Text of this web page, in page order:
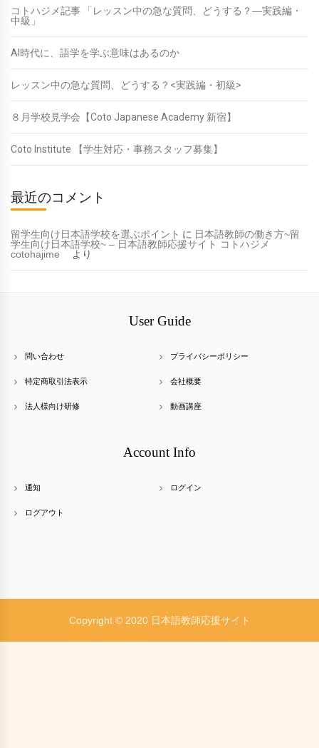
コトハジメ記事 「レッスン中の急な質問、どうする？―実践編・
中級」
AI時代に、語学を学ぶ意味はあるのか
レッスン中の急な質問、どうする？<実践編・初級>
８月学校見学会【Coto Japanese Academy 新宿】
Coto Institute 【学生対応・事務スタッフ募集】
最近のコメント
留学生向け日本語学校を選ぶポイント に 日本語教師の働き方~留
学生向け日本語学校~ – 日本語教師応援サイト コトハジメ
cotohajime
より
User Guide
問い合わせ プライバシーポリシー
特定商取引法表示 会社概要
法人様向け研修 動画講座
Account Info
通知 ログイン
ログアウト
Copyright © 2020 日本語教師応援サイト